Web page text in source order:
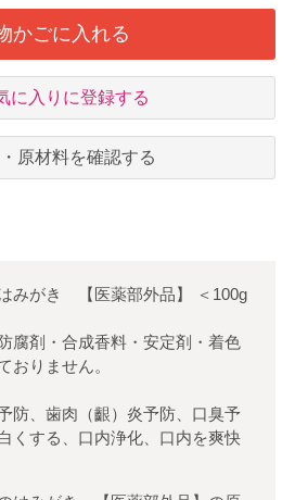
かごに入れる
に入りに登録する
原材料を確認する
みがき 【医薬部外品】 ＜ 100g
腐剤・合成香料・安定剤・着色
おりません。
防、歯肉（齦）炎予防、口臭予
くする、口内浄化、口内を爽快